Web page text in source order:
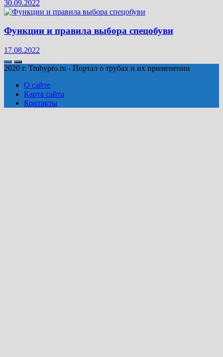
30.09.2022
Функции и правила выбора спецобуви
17.08.2022
2020 г. Trubypro.ru - Портал о трубах и их применении
О сайте
Карта сайта
Контакты